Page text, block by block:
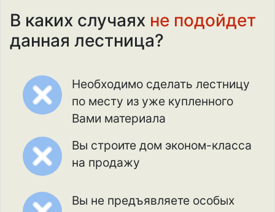
В каких случаях не подойдет
данная лестница?
Необходимо сделать лестницу
по месту из уже купленного
Вами материала
Вы строите дом эконом-класса
на продажу
Вы не предъявляете особых